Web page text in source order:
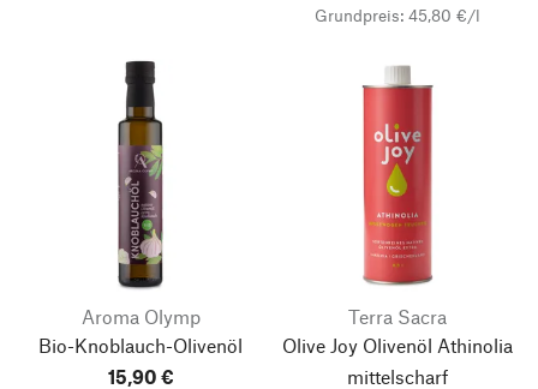
Grundpreis: 45,80 €/l
Aroma Olymp
Bio-Knoblauch-Olivenöl
15,90 €
Terra Sacra
Olive Joy Olivenöl Athinolia
mittelscharf